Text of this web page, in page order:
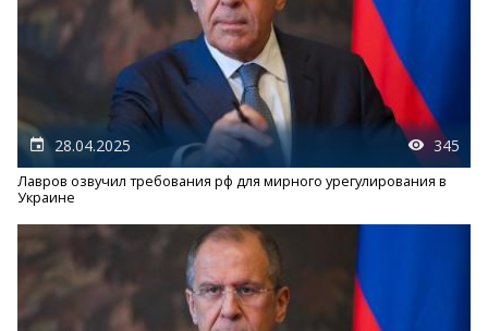
28.04.2025 345
Лавров озвучил требования рф для мирного урегулирования в
Украине